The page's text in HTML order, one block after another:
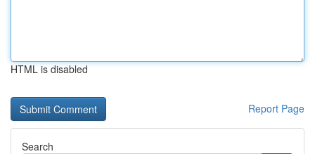
HTML is disabled
Report Page
Search